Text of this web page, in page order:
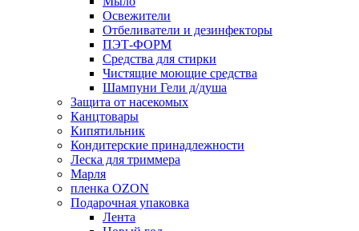
Освежители
Отбеливатели и дезинфекторы
ПЭТ-ФОРМ
Средства для стирки
Чистящие моющие средства
Шампуни Гели д/душа
Защита от насекомых
Канцтовары
Кипятильник
Кондитерские принадлежности
Леска для триммера
Марля
пленка OZON
Подарочная упаковка
Лента